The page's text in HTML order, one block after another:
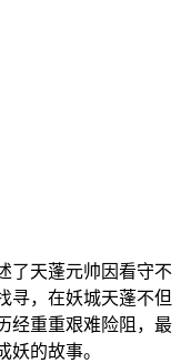
了天蓬元帅因看守不
寻，在妖城天蓬不但
经重重艰难险阻，最
的故事。